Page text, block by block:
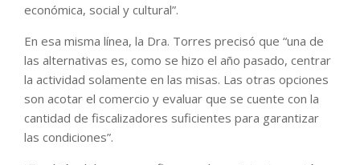
económica, social y cultural”.
En esa misma línea, la Dra. Torres precisó que “una de
las alternativas es, como se hizo el año pasado, centrar
la actividad solamente en las misas. Las otras opciones
son acotar el comercio y evaluar que se cuente con la
cantidad de fiscalizadores suficientes para garantizar
las condiciones”.